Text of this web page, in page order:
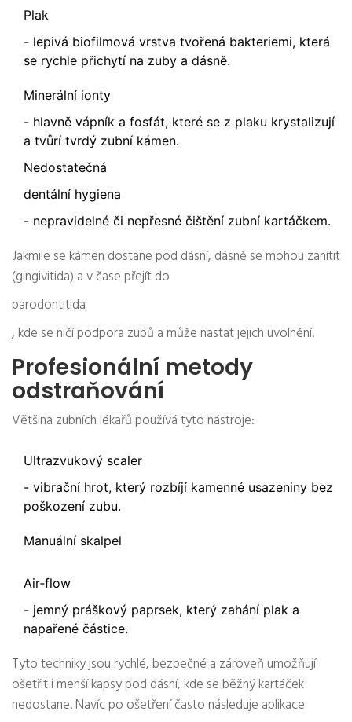
Plak
- lepivá biofilmová vrstva tvořená bakteriemi, která
se rychle přichytí na zuby a dásně.
Minerální ionty
- hlavně vápník a fosfát, které se z plaku krystalizují
a tvůrí tvrdý zubní kámen.
Nedostatečná
dentální hygiena
- nepravidelné či nepřesné čištění zubní kartáčkem.
Jakmile se kámen dostane pod dásní, dásně se mohou zanítit
(gingivitida) a v čase přejít do
parodontitida
, kde se ničí podpora zubů a může nastat jejich uvolnění.
Profesionální metody
odstraňování
Většina zubních lékařů používá tyto nástroje:
Ultrazvukový scaler
- vibrační hrot, který rozbíjí kamenné usazeniny bez
poškození zubu.
Manuální skalpel
Air‑flow
- jemný práškový paprsek, který zahání plak a
napařené částice.
Tyto techniky jsou rychlé, bezpečné a zároveň umožňují
ošetřit i menší kapsy pod dásní, kde se běžný kartáček
nedostane. Navíc po ošetření často následuje aplikace